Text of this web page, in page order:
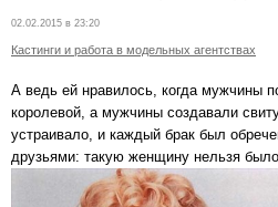
02.02.2015 в 23:20
Кастинги и работа в модельных агентствах
А ведь ей нравилось, когда мужчины
королевой, а мужчины создавали
устраивало, и каждый брак был
друзьями: такую женщину нельзя